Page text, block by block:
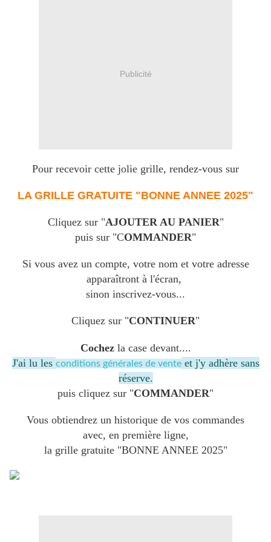
Publicité
Pour recevoir cette jolie grille, rendez-vous sur
LA GRILLE GRATUITE "BONNE ANNEE 2025"
Cliquez sur "AJOUTER AU PANIER"
puis sur "COMMANDER"
Si vous avez un compte, votre nom et votre adresse
apparaîtront à l'écran,
sinon inscrivez-vous...
Cliquez sur "CONTINUER"
Cochezla case devant....
J'ai lu les conditions générales de venteet j'y adhère sans
réserve.
puis cliquez sur "COMMANDER"
Vous obtiendrez un historique de vos commandes
avec, en première ligne,
la grille gratuite "BONNE ANNEE 2025"